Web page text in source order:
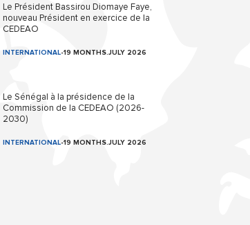
Le Président Bassirou Diomaye Faye,
nouveau Président en exercice de la
CEDEAO
INTERNATIONAL-19 MONTHS.JULY 2026
Le Sénégal à la présidence de la
Commission de la CEDEAO (2026-
2030)
INTERNATIONAL-19 MONTHS.JULY 2026